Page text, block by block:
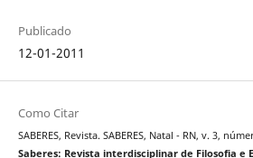
Publicado
12-01-2011
Como Citar
SABERES, Revista. SABERES, Natal - RN, v. 3,
Saberes: Revista interdisciplinar de Filosofia e